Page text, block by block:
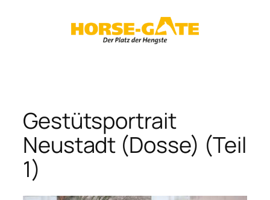
Gestütsportrait
Neustadt (Dosse) (Teil
1)